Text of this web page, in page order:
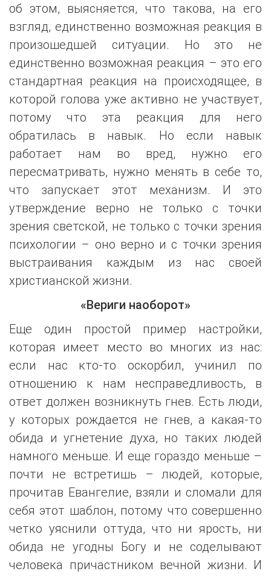
об этом, выясняется, что такова, на его
взгляд, единственно возможная реакция в
произошедшей ситуации. Но это не
единственно возможная реакция – это его
стандартная реакция на происходящее, в
которой голова уже активно не участвует,
потому что эта реакция для него
обратилась в навык. Но если навык
работает нам во вред, нужно его
пересматривать, нужно менять в себе то,
что запускает этот механизм. И это
утверждение верно не только с точки
зрения светской, не только с точки зрения
психологии – оно верно и с точки зрения
выстраивания каждым из нас своей
христианской жизни.
«Вериги наоборот»
Еще один простой пример настройки,
которая имеет место во многих из нас:
если нас кто-то оскорбил, учинил по
отношению к нам несправедливость, в
ответ должен возникнуть гнев. Есть люди,
у которых рождается не гнев, а какая-то
обида и угнетение духа, но таких людей
намного меньше. И еще гораздо меньше –
почти не встретишь – людей, которые,
прочитав Евангелие, взяли и сломали для
себя этот шаблон, потому что совершенно
четко уяснили оттуда, что ни ярость, ни
обида не угодны Богу и не соделывают
человека причастником вечной жизни. И